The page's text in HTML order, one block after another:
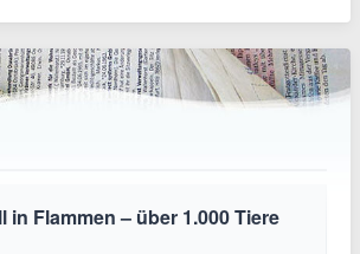
in Flammen – über 1.000 Tiere